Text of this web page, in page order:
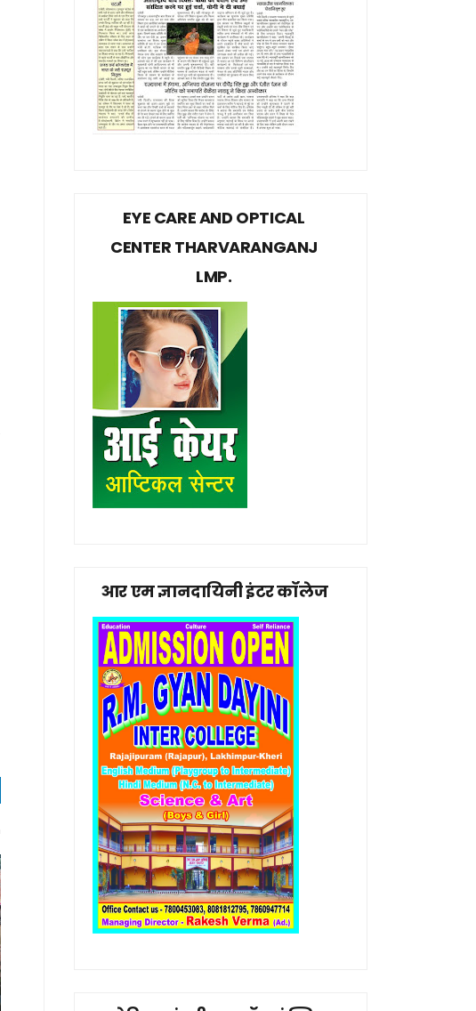
EYE CARE AND OPTICAL
CENTER THARVARANGANJ
LMP.
आर एम ज्ञानदायिनी इंटर कॉलेज